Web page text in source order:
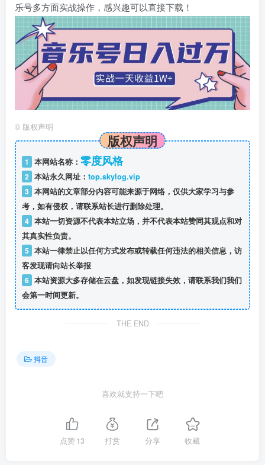
乐号多方面实战操作，感兴趣可以直接下载！
© 版权声明
版权声明
1 本网站名称： 零度风格
2 本站永久网址： top.skylog.vip
3 本网站的文章部分内容可能来源于网络，仅供大家学习与参
考，如有侵权，请联系站长进行删除处理。
4 本站一切资源不代表本站立场，并不代表本站赞同其观点和对
其真实性负责。
5 本站一律禁止以任何方式发布或转载任何违法的相关信息，访
客发现请向站长举报
6 本站资源大多存储在云盘，如发现链接失效，请联系我们我们
会第一时间更新。
THE END
抖音
喜欢就支持一下吧
点赞13 打赏 分享 收藏